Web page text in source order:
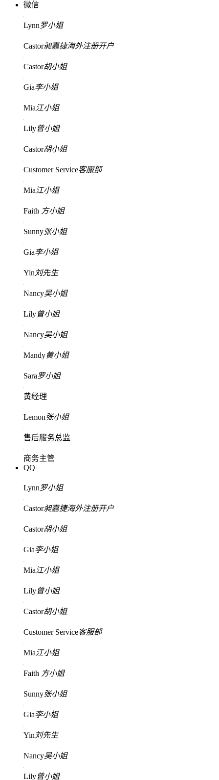
微信
Lynn罗小姐
Castor昶嘉捷海外注册开户
Castor胡小姐
Gia李小姐
Mia江小姐
Lily曾小姐
Castor胡小姐
Customer Service客服部
Mia江小姐
Faith 方小姐
Sunny张小姐
Gia李小姐
Yin 刘先生
Nancy吴小姐
Lily曾小姐
Nancy吴小姐
Mandy黄小姐
Sara罗小姐
黄经理
Lemon张小姐
售后服务总监
商务主管
QQ
Lynn罗小姐
Castor昶嘉捷海外注册开户
Castor胡小姐
Gia李小姐
Mia江小姐
Lily曾小姐
Castor胡小姐
Customer Service客服部
Mia江小姐
Faith 方小姐
Sunny张小姐
Gia李小姐
Yin 刘先生
Nancy吴小姐
Lily曾小姐